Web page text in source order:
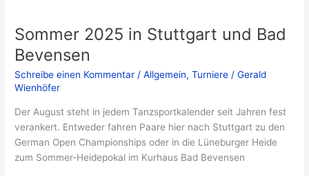
Sommer 2025 in Stuttgart und Bad
Bevensen
Schreibe einen Kommentar /Allgemein,Turniere /Gerald
Wienhöfer
Der August steht in jedem Tanzsportkalender seit Jahren fest
verankert. Entweder fahren Paare hier nach Stuttgart zu den
German Open Championships oder in die Lüneburger Heide
zum Sommer-Heidepokal im Kurhaus Bad Bevensen